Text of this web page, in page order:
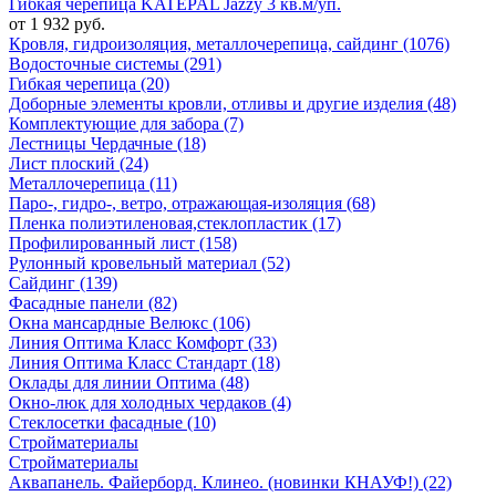
Гибкая черепица KATEPAL Jazzy 3 кв.м/уп.
от 1 932 руб.
Кровля, гидроизоляция, металлочерепица, сайдинг (1076)
Водосточные системы (291)
Гибкая черепица (20)
Доборные элементы кровли, отливы и другие изделия (48)
Комплектующие для забора (7)
Лестницы Чердачные (18)
Лист плоский (24)
Металлочерепица (11)
Паро-, гидро-, ветро, отражающая-изоляция (68)
Пленка полиэтиленовая,стеклопластик (17)
Профилированный лист (158)
Рулонный кровельный материал (52)
Сайдинг (139)
Фасадные панели (82)
Окна мансардные Велюкс (106)
Линия Оптима Класс Комфорт (33)
Линия Оптима Класс Стандарт (18)
Оклады для линии Оптима (48)
Окно-люк для холодных чердаков (4)
Стеклосетки фасадные (10)
Стройматериалы
Стройматериалы
Аквапанель. Файерборд. Клинео. (новинки КНАУФ!) (22)